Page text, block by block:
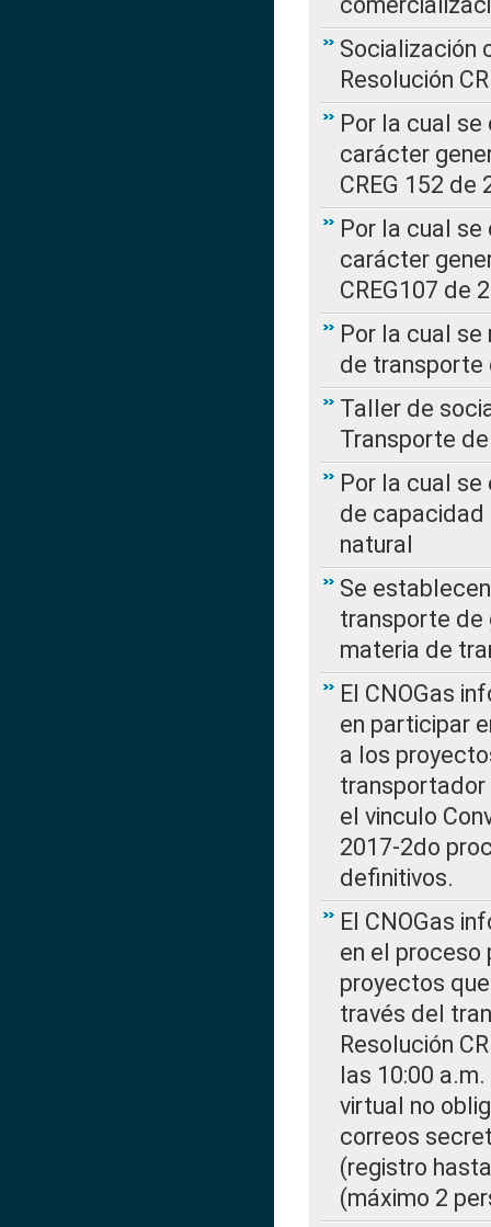
Socialización
Resolución
Por la cual
carácter
CREG 152 de
Por la cual
carácter
CREG107 de
Por la cual
de transporte
Taller de
Transporte
Por la cual
de capacidad
natural
Se
transporte de
materia de
El CNOGas
en participar
a los
transportador
el vinculo
2017-2do
definitivos.
El CNOGas
en el proceso
proyectos
través del
Resolución
las 10:00
virtual no
correos
(registro
(máximo 2